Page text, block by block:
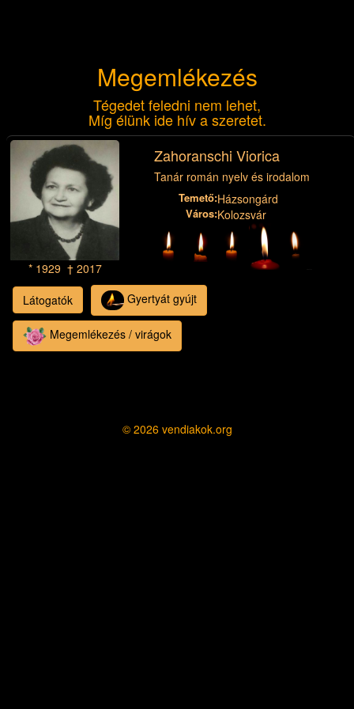
Megemlékezés
Tégedet feledni nem lehet,
Míg élünk ide hív a szeretet.
* 1929 † 2017
Zahoranschi Viorica
Tanár román nyelv és irodalom
Temető:Házsongárd
Város:Kolozsvár
Látogatók Gyertyát gyújt
Megemlékezés / virágok
© 2026vendiakok.org